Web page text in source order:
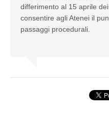
differimento al 15 aprile
consentire agli Atenei il
passaggi procedurali.